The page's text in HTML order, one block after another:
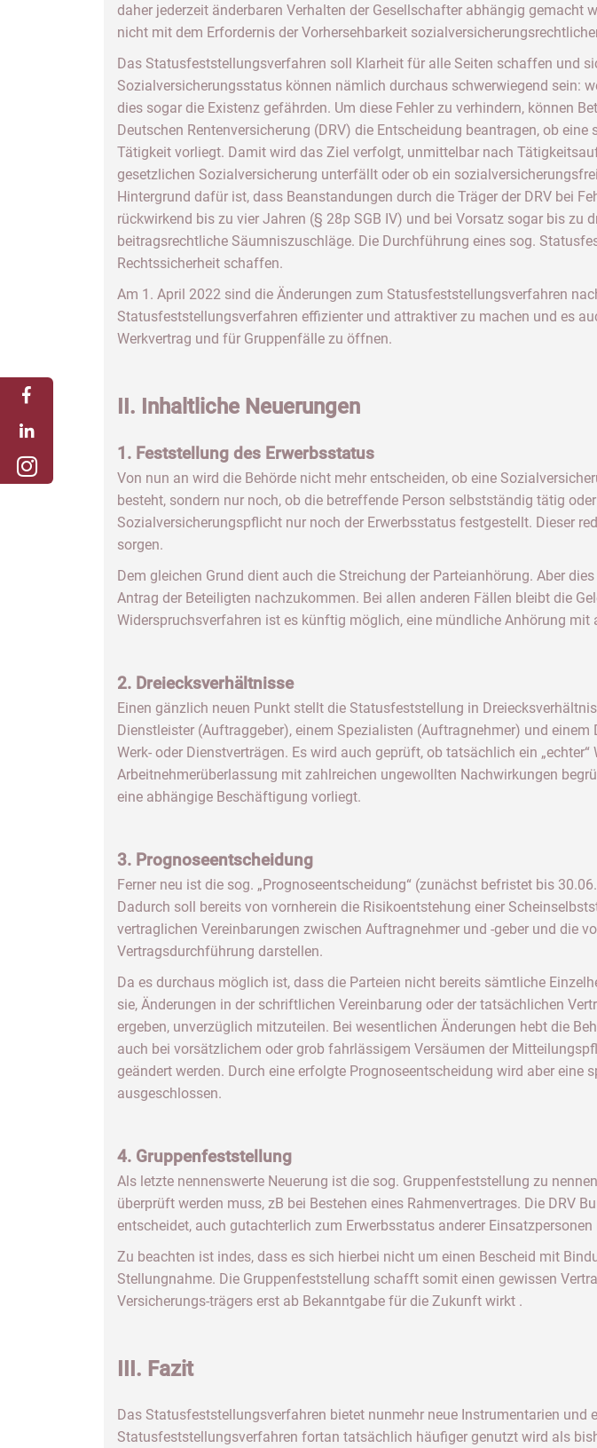
daher jederzeit änderbaren Verhalten der Gesellschafter abhängig
nicht mit dem Erfordernis der Vorhersehbarkeit
Das Statusfeststellungsverfahren soll Klarheit für alle Seiten schaffen und
Sozialversicherungsstatus können nämlich durchaus schwerwiegend sein:
dies sogar die Existenz gefährden. Um diese Fehler zu verhindern, können
Deutschen Rentenversicherung (DRV) die Entscheidung beantragen, ob
Tätigkeit vorliegt. Damit wird das Ziel verfolgt, unmittelbar nach
gesetzlichen Sozialversicherung unterfällt oder ob ein
Hintergrund dafür ist, dass Beanstandungen durch die Träger der DRV bei
rückwirkend bis zu vier Jahren (§ 28p SGB IV) und bei Vorsatz sogar bis zu
beitragsrechtliche Säumniszuschläge. Die Durchführung eines sog.
Rechtssicherheit schaffen.
Am 1. April 2022 sind die Änderungen zum Statusfeststellungsverfahren
Statusfeststellungsverfahren effizienter und attraktiver zu machen und es
Werkvertrag und für Gruppenfälle zu öffnen.
II. Inhaltliche Neuerungen
1. Feststellung des Erwerbsstatus
Von nun an wird die Behörde nicht mehr entscheiden, ob eine
besteht, sondern nur noch, ob die betreffende Person selbstständig tätig
Sozialversicherungspflicht nur noch der Erwerbsstatus festgestellt. Dieser
sorgen.
Dem gleichen Grund dient auch die Streichung der Parteianhörung. Aber
Antrag der Beteiligten nachzukommen. Bei allen anderen Fällen bleibt die
Widerspruchsverfahren ist es künftig möglich, eine mündliche Anhörung mit
2. Dreiecksverhältnisse
Einen gänzlich neuen Punkt stellt die Statusfeststellung in
Dienstleister (Auftraggeber), einem Spezialisten (Auftragnehmer) und
Werk- oder Dienstverträgen. Es wird auch geprüft, ob tatsächlich ein
Arbeitnehmerüberlassung mit zahlreichen ungewollten Nachwirkungen
eine abhängige Beschäftigung vorliegt.
3. Prognoseentscheidung
Ferner neu ist die sog. „Prognoseentscheidung“ (zunächst befristet bis
Dadurch soll bereits von vornherein die Risikoentstehung einer
vertraglichen Vereinbarungen zwischen Auftragnehmer und -geber und die
Vertragsdurchführung darstellen.
Da es durchaus möglich ist, dass die Parteien nicht bereits sämtliche
sie, Änderungen in der schriftlichen Vereinbarung oder der tatsächlichen
ergeben, unverzüglich mitzuteilen. Bei wesentlichen Änderungen hebt die
auch bei vorsätzlichem oder grob fahrlässigem Versäumen der
geändert werden. Durch eine erfolgte Prognoseentscheidung wird aber
ausgeschlossen.
4. Gruppenfeststellung
Als letzte nennenswerte Neuerung ist die sog. Gruppenfeststellung zu
überprüft werden muss, zB bei Bestehen eines Rahmenvertrages. Die DRV
entscheidet, auch gutachterlich zum Erwerbsstatus anderer
Zu beachten ist indes, dass es sich hierbei nicht um einen Bescheid mit
Stellungnahme. Die Gruppenfeststellung schafft somit einen gewissen
Versicherungs-trägers erst ab Bekanntgabe für die Zukunft wirkt .
III. Fazit
Das Statusfeststellungsverfahren bietet nunmehr neue Instrumentarien und
Statusfeststellungsverfahren fortan tatsächlich häufiger genutzt wird als